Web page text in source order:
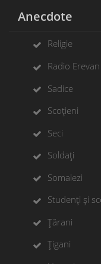
Anecdote
Religie
Radio Erevan
Sadice
Scoțieni
Seci
Soldați
Somalezi
Studenți și
Țărani
Țigani